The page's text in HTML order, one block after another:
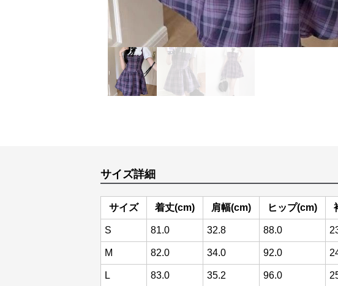
サイズ詳細
サイズ 着丈(cm) 肩幅(cm) ヒップ(cm)
S 81.0 32.8 88.0
M 82.0 34.0 92.0
L 83.0 35.2 96.0